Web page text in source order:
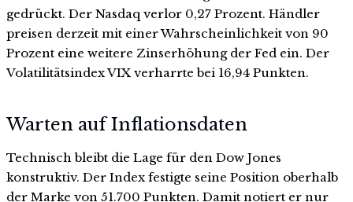
gedrückt. Der Nasdaq verlor 0,27 Prozent. Händler
preisen derzeit mit einer Wahrscheinlichkeit von 90
Prozent eine weitere Zinserhöhung der Fed ein. Der
Volatilitätsindex VIX verharrte bei 16,94 Punkten.
Warten auf Inflationsdaten
Technisch bleibt die Lage für den Dow Jones
konstruktiv. Der Index festigte seine Position oberhalb
der Marke von 51.700 Punkten. Damit notiert er nur